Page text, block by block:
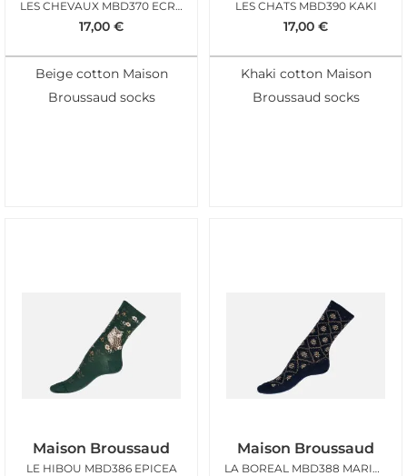
LES CHEVAUX MBD370 ECRU
17,00 €
Beige cotton Maison
Broussaud socks
LES CHATS MBD390 KAKI
17,00 €
Khaki cotton Maison
Broussaud socks
Maison Broussaud
LE HIBOU MBD386 EPICEA
Maison Broussaud
LA BOREAL MBD388 MARINE